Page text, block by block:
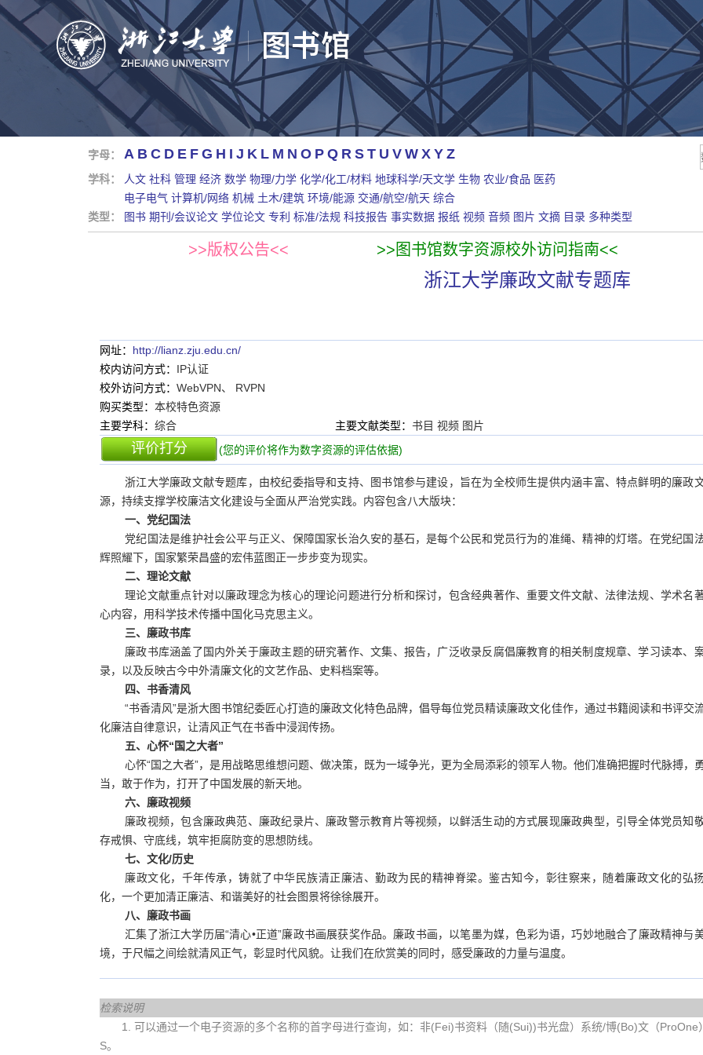
字母： A B C D E F G H I J K L M N O P Q R S T U V W X Y Z
学科： 人文 社科 管理 经济 数学 物理/力学 化学/化工/材料 地球科学/天文学 生物 农业/食品 医药
电子电气 计算机/网络 机械 土木/建筑 环境/能源 交通/航空/航天 综合
类型：
图书 期刊/会议论文 学位论文 专利 标准/法规 科技报告 事实数据 报纸 视频 音频 图片 文摘 目录 多种类型
>>版权公告<< >>图书馆数字资源校外访问指南<<
浙江大学廉政文献专题库
网址： http://lianz.zju.edu.cn/
校内访问方式： IP认证
校外访问方式： WebVPN、 RVPN
购买类型： 本校特色资源
主要学科： 综合 主要文献类型： 书目 视频 图片
评价打分 (您的评价将作为数字资源的评估依据)
浙江大学廉政文献专题库，由校纪委指导和支持、图书馆参与建设，旨在为全校师生提供内涵丰富、特点鲜明的廉政
源，持续支撑学校廉洁文化建设与全面从严治党实践。内容包含八大版块：
一、党纪国法
党纪国法是维护社会公平与正义、保障国家长治久安的基石，是每个公民和党员行为的准绳、精神的灯塔。在党纪国
辉照耀下，国家繁荣昌盛的宏伟蓝图正一步步变为现实。
二、理论文献
理论文献重点针对以廉政理念为核心的理论问题进行分析和探讨，包含经典著作、重要文件文献、法律法规、学术名
心内容，用科学技术传播中国化马克思主义。
三、廉政书库
廉政书库涵盖了国内外关于廉政主题的研究著作、文集、报告，广泛收录反腐倡廉教育的相关制度规章、学习读本、
录，以及反映古今中外清廉文化的文艺作品、史料档案等。
四、书香清风
“书香清风”是浙大图书馆纪委匠心打造的廉政文化特色品牌，倡导每位党员精读廉政文化佳作，通过书籍阅读和书评交
化廉洁自律意识，让清风正气在书香中浸润传扬。
五、心怀“国之大者”
心怀“国之大者”，是用战略思维想问题、做决策，既为一域争光，更为全局添彩的领军人物。他们准确把握时代脉搏，
当，敢于作为，打开了中国发展的新天地。
六、廉政视频
廉政视频，包含廉政典范、廉政纪录片、廉政警示教育片等视频，以鲜活生动的方式展现廉政典型，引导全体党员知敬
存戒惧、守底线，筑牢拒腐防变的思想防线。
七、文化/历史
廉政文化，千年传承，铸就了中华民族清正廉洁、勤政为民的精神脊梁。鉴古知今，彰往察来，随着廉政文化的弘
化，一个更加清正廉洁、和谐美好的社会图景将徐徐展开。
八、廉政书画
汇集了浙江大学历届“清心•正道”廉政书画展获奖作品。廉政书画，以笔墨为媒，色彩为语，巧妙地融合了廉政精神与
境，于尺幅之间绘就清风正气，彰显时代风貌。让我们在欣赏美的同时，感受廉政的力量与温度。
检索说明
1. 可以通过一个电子资源的多个名称的首字母进行查询，如：非(Fei)书资料（随(Sui))书光盘）系统/博(Bo)文（
S。